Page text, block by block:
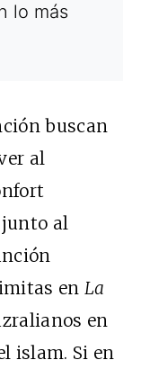
lo más
buscan
al
junto al
en La
en
islam. Si en